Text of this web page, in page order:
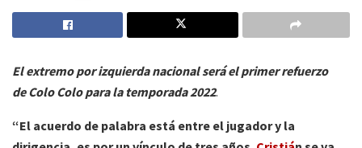
El extremo por izquierda nacional será el primer refuerzo
de Colo Colo para la temporada 2022.
“El acuerdo de palabra está entre el jugador y la